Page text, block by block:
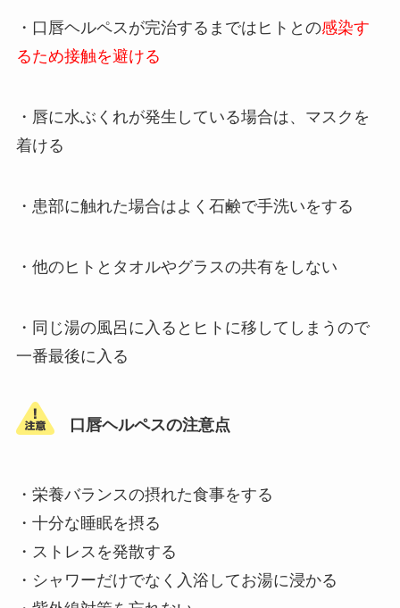
・口唇ヘルペスが完治するまではヒトとの感染す
るため接触を避ける
・唇に水ぶくれが発生している場合は、マスクを
着ける
・患部に触れた場合はよく石鹸で手洗いをする
・他のヒトとタオルやグラスの共有をしない
・同じ湯の風呂に入るとヒトに移してしまうので
一番最後に入る
口唇ヘルペスの注意点
・栄養バランスの摂れた食事をする
・十分な睡眠を摂る
・ストレスを発散する
・シャワーだけでなく入浴してお湯に浸かる